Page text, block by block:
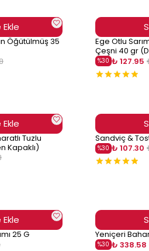
Öğütülmüş 35
Ege Otlu
Çeşni 40 gr
%30 ₺ 127.95
Tuzlu
Kapaklı)
Sandviç &
%30 ₺ 107.30
25 G Yeniçeri
%30 ₺ 338.58